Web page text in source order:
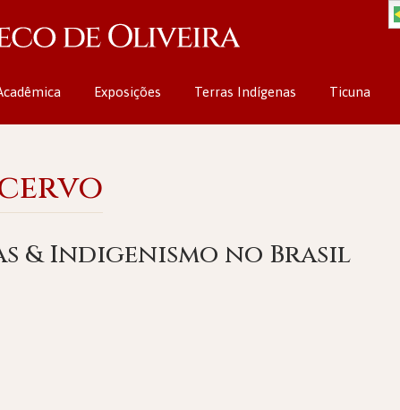
Exposições Terras Indígenas Ticuna
& Indigenismo no Brasil